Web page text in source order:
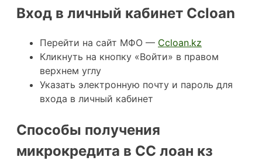
Вход в личный кабинет Ccloan
Перейти на сайт МФО — Ccloan.kz
Кликнуть на кнопку «Войти» в правом
верхнем углу
Указать электронную почту и пароль для
входа в личный кабинет
Способы получения
микрокредита в CC лоан кз